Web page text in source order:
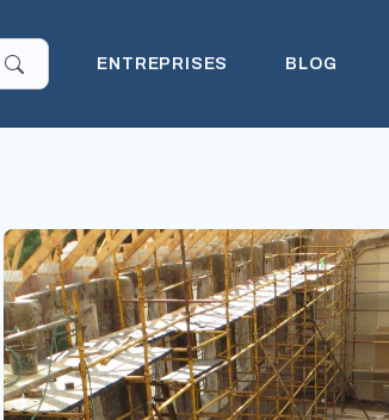
ENTREPRISES BLOG